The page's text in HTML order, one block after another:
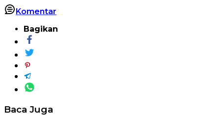
Komentar
Bagikan
Baca Juga